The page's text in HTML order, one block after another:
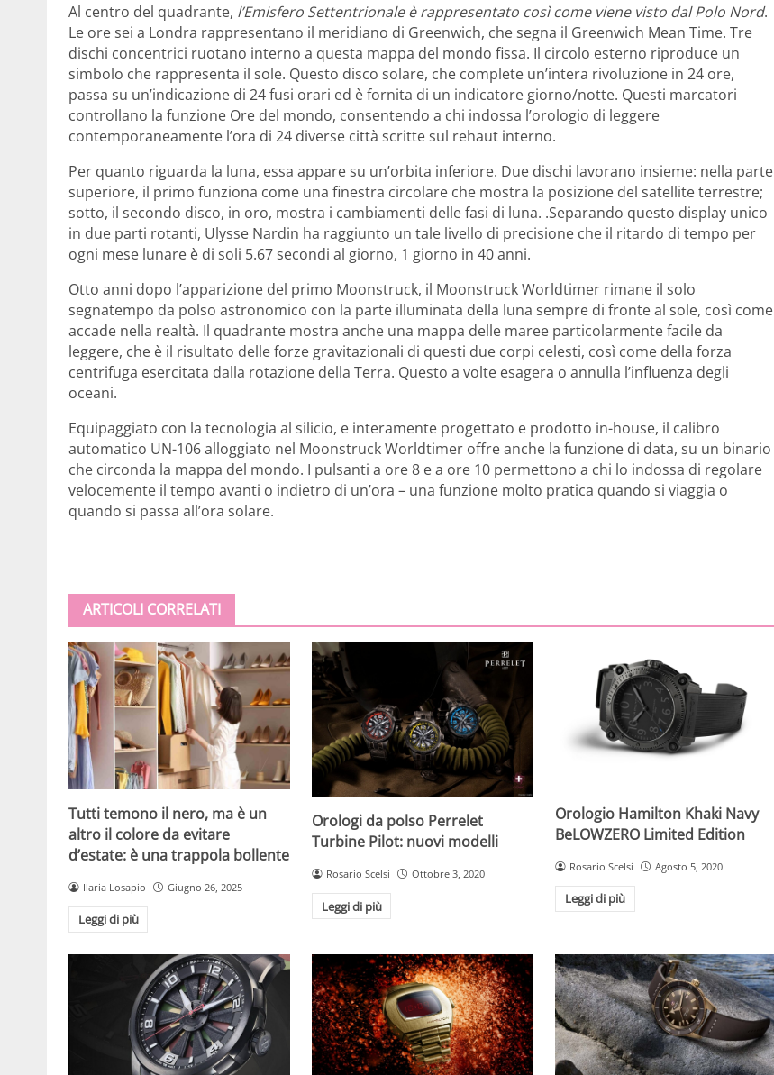
Al centro del quadrante, l’Emisfero Settentrionale è rappresentato così come viene visto dal Polo Nord.
Le ore sei a Londra rappresentano il meridiano di Greenwich, che segna il Greenwich Mean Time. Tre
dischi concentrici ruotano interno a questa mappa del mondo fissa. Il circolo esterno riproduce un
simbolo che rappresenta il sole. Questo disco solare, che complete un’intera rivoluzione in 24 ore,
passa su un’indicazione di 24 fusi orari ed è fornita di un indicatore giorno/notte. Questi marcatori
controllano la funzione Ore del mondo, consentendo a chi indossa l’orologio di leggere
contemporaneamente l’ora di 24 diverse città scritte sul rehaut interno.
Per quanto riguarda la luna, essa appare su un’orbita inferiore. Due dischi lavorano insieme: nella parte
superiore, il primo funziona come una finestra circolare che mostra la posizione del satellite terrestre;
sotto, il secondo disco, in oro, mostra i cambiamenti delle fasi di luna. .Separando questo display unico
in due parti rotanti, Ulysse Nardin ha raggiunto un tale livello di precisione che il ritardo di tempo per
ogni mese lunare è di soli 5.67 secondi al giorno, 1 giorno in 40 anni.
Otto anni dopo l’apparizione del primo Moonstruck, il Moonstruck Worldtimer rimane il solo
segnatempo da polso astronomico con la parte illuminata della luna sempre di fronte al sole, così come
accade nella realtà. Il quadrante mostra anche una mappa delle maree particolarmente facile da
leggere, che è il risultato delle forze gravitazionali di questi due corpi celesti, così come della forza
centrifuga esercitata dalla rotazione della Terra. Questo a volte esagera o annulla l’influenza degli
oceani.
Equipaggiato con la tecnologia al silicio, e interamente progettato e prodotto in-house, il calibro
automatico UN-106 alloggiato nel Moonstruck Worldtimer offre anche la funzione di data, su un binario
che circonda la mappa del mondo. I pulsanti a ore 8 e a ore 10 permettono a chi lo indossa di regolare
velocemente il tempo avanti o indietro di un’ora – una funzione molto pratica quando si viaggia o
quando si passa all’ora solare.
ARTICOLI CORRELATI
Tutti temono il nero, ma è un
altro il colore da evitare
d’estate: è una trappola bollente
Ilaria Losapio Giugno 26, 2025
Leggi di più
Orologi da polso Perrelet
Turbine Pilot: nuovi modelli
Rosario Scelsi Ottobre 3, 2020
Leggi di più
Orologio Hamilton Khaki Navy
BeLOWZERO Limited Edition
Rosario Scelsi Agosto 5, 2020
Leggi di più